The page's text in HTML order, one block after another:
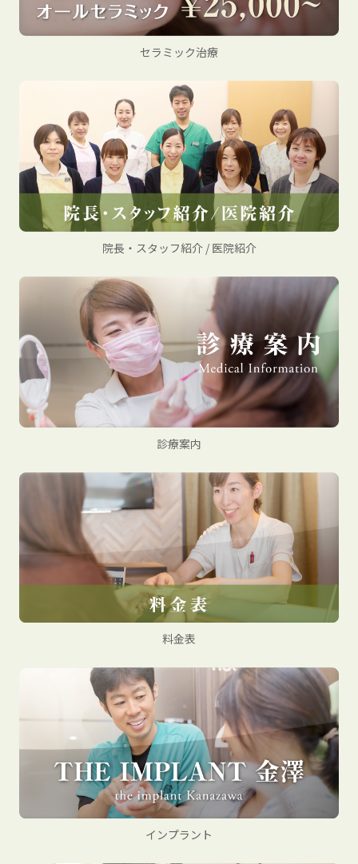
セラミック治療
院長・スタッフ紹介 / 医院紹介
診療案内
料金表
インプラント